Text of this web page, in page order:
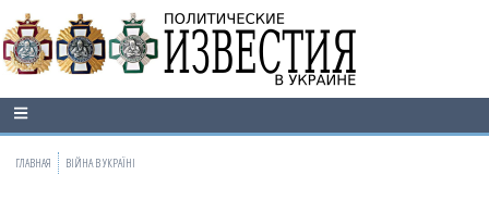
ГЛАВНАЯ ВІЙНА В УКРАЇНІ